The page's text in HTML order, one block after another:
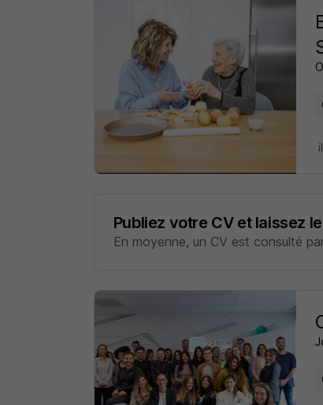
Publiez votre CV et laissez
En moyenne, un CV est consulté